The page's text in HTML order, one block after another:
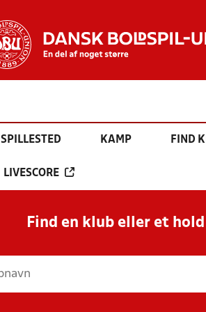
SPILLESTED KAMP FIND
LIVESCORE
Find en klub eller et hold